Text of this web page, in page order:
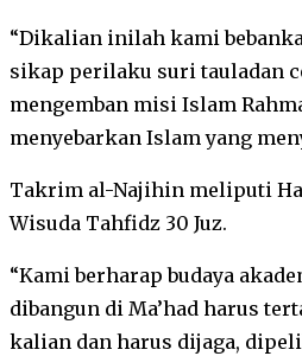
“Dikalian inilah kami
sikap perilaku suri tauladan
mengemban misi Islam
menyebarkan Islam yang
Takrim al-Najihin meliputi
Wisuda Tahfidz 30 Juz.
“Kami berharap budaya
dibangun di Ma’had harus
kalian dan harus dijaga,